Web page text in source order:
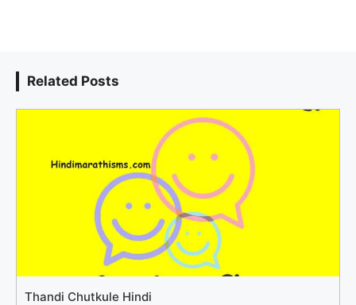
Related Posts
Thandi Chutkule Hindi